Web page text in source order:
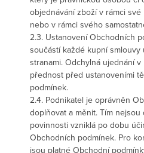
objednávání zboží v rámci
nebo v rámci svého
2.3. Ustanovení Obchodních
součástí každé kupní smlouvy
stranami. Odchylná ujednání
přednost před ustanoveními
podmínek.
2.4. Podnikatel je oprávněn
doplňovat a měnit. Tím nejsou
povinnosti vzniklá po dobu
Obchodních podmínek. Pro
jsou platné Obchodní